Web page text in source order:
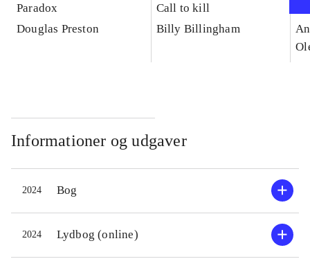
Paradox
Douglas Preston
Call to kill
Billy Billingham
Informationer og udgaver
2024 Bog
2024 Lydbog (online)